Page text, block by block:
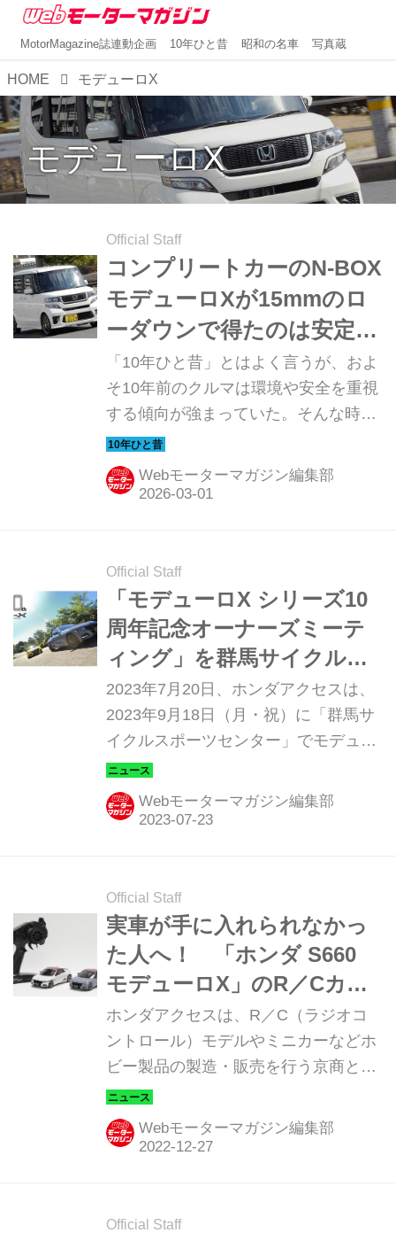
MotorMagazine誌連動企画 10年ひと昔 昭和の名車 写真蔵
HOME モデューロX
モデューロX
Official Staff
コンプリートカーのN-BOX
モデューロXが15mmのロ
ーダウンで得たのは安定感
だけではなかった【10年ひ
と昔の新車】
「10年ひと昔」とはよく言うが、およ
そ10年前のクルマは環境や安全を重視
する傾向が強まっていた。そんな時代
のニューモデル試乗記を当時の記事と
写真で紹介していこう。今回は、2013
年にホンダアクセスがコンプリートカ
Webモーターマガジン編集部
Official Staff
「モデューロX シリーズ10
周年記念オーナーズミーテ
ィング」を群馬サイクルス
ポーツセンターで開催！
2023年7月20日、ホンダアクセスは、
2023年9月18日（月・祝）に「群馬サ
イクルスポーツセンター」でモデュー
ロ（Modulo）Xオーナーが集う「モデ
ューロX シリーズ10周年記念オーナー
ズミーティング in 群サイ」を開催する
Webモーターマガジン編集部
Official Staff
実車が手に入れられなかっ
た人へ！ 「ホンダ S660
モデューロX」のR／Cカー
は2023年1月に予約受け付け
開始
ホンダアクセスは、R／C（ラジオコ
ントロール）モデルやミニカーなどホ
ビー製品の製造・販売を行う京商とコ
ラボレーションし、2022年3月に生産
終了したホンダ S660 モデューロ
X（Modulo X）のR／Cカー「ミニッツ
から予約受け付けを開始する。
Webモーターマガジン編集部
Official Staff